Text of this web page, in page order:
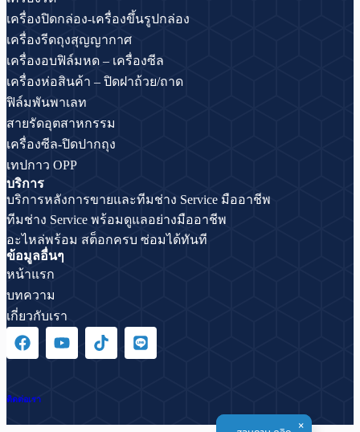
เครื่องปิดกล่อง-เครื่องขึ้นรูปกล่อง
เครื่องรีดถุงสุญญากาศ
เครื่องอบฟิล์มหด – เครื่องซีล
เครื่องห่อสินค้า – ปิดฝาถ้วย/ถาด
ฟิล์มพันพาเลท
สายรัดอุตสาหกรรม
เครื่องซีล-ปิดปากถุง
เทปกาว OPP
บริการ
บริการหลังการขายและทีมช่าง Service มืออาชีพ
ทีมช่าง Service พร้อมดูแลอย่างมืออาชีพ
อะไหล่พร้อม สต็อกครบ ซ่อมได้ทันที
ข้อมูลอื่นๆ
หน้าแรก
บทความ
เกี่ยวกับเรา
ติดต่อเรา